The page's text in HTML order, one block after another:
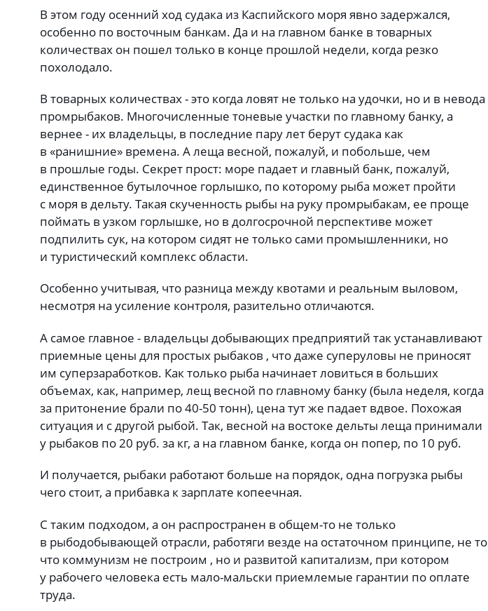
В этом году осенний ход судака из Каспийского моря явно задержался,
особенно по восточным банкам. Да и на главном банке в товарных
количествах он пошел только в конце прошлой недели, когда резко
похолодало.
В товарных количествах - это когда ловят не только на удочки, но и в невода
промрыбаков. Многочисленные тоневые участки по главному банку, а
вернее - их владельцы, в последние пару лет берут судака как
в «ранишние» времена. А леща весной, пожалуй, и побольше, чем
в прошлые годы. Секрет прост: море падает и главный банк, пожалуй,
единственное бутылочное горлышко, по которому рыба может пройти
с моря в дельту. Такая скученность рыбы на руку промрыбакам, ее проще
поймать в узком горлышке, но в долгосрочной перспективе может
подпилить сук, на котором сидят не только сами промышленники, но
и туристический комплекс области.
Особенно учитывая, что разница между квотами и реальным выловом,
несмотря на усиление контроля, разительно отличаются.
А самое главное - владельцы добывающих предприятий так устанавливают
приемные цены для простых рыбаков , что даже суперуловы не приносят
им суперзаработков. Как только рыба начинает ловиться в больших
объемах, как, например, лещ весной по главному банку (была неделя, когда
за притонение брали по 40-50 тонн), цена тут же падает вдвое. Похожая
ситуация и с другой рыбой. Так, весной на востоке дельты леща принимали
у рыбаков по 20 руб. за кг, а на главном банке, когда он попер, по 10 руб.
И получается, рыбаки работают больше на порядок, одна погрузка рыбы
чего стоит, а прибавка к зарплате копеечная.
С таким подходом, а он распространен в общем-то не только
в рыбодобывающей отрасли, работяги везде на остаточном принципе, не то
что коммунизм не построим , но и развитой капитализм, при котором
у рабочего человека есть мало-мальски приемлемые гарантии по оплате
труда.